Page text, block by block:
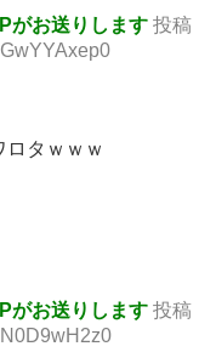
がお送りします 投稿
タｗｗｗ
がお送りします 投稿